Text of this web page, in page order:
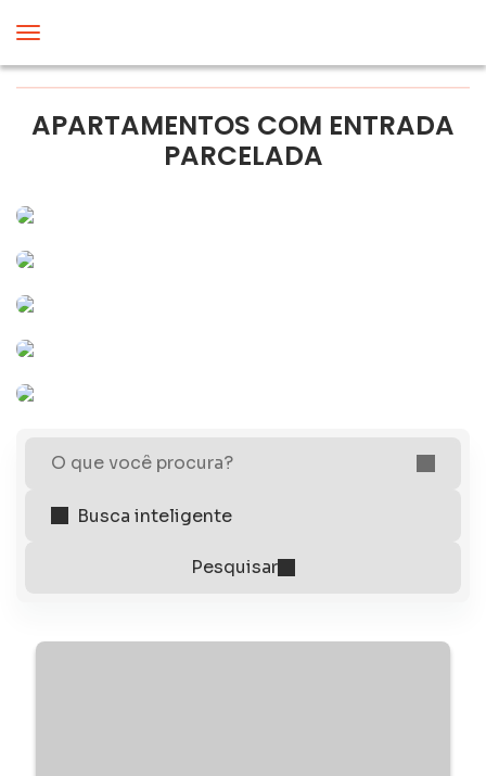
APARTAMENTOS COM ENTRADA
PARCELADA
O que você procura?